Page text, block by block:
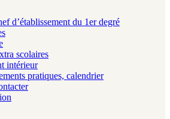
d’établissement du 1er degré
scolaires
intérieur
pratiques, calendrier